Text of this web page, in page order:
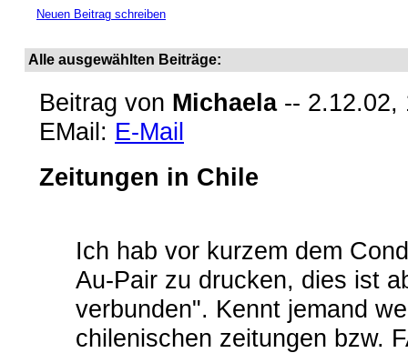
Neuen Beitrag schreiben
Alle ausgewählten Beiträge:
Beitrag von Michaela-- 2.12.02,
EMail: E-Mail
Zeitungen in Chile
Ich hab vor kurzem dem
Au-Pair zu drucken, dies ist
verbunden". Kennt jemand
chilenischen zeitungen bzw.